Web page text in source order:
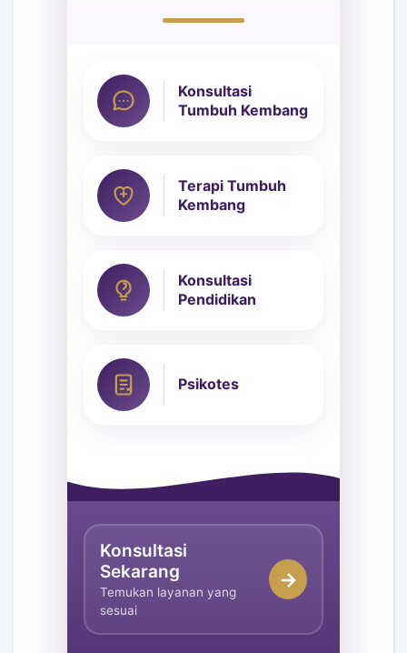
Konsultasi
Tumbuh Kembang
Terapi Tumbuh
Kembang
Konsultasi
Pendidikan
Psikotes
Konsultasi
Sekarang
Temukan layanan yang
sesuai
→